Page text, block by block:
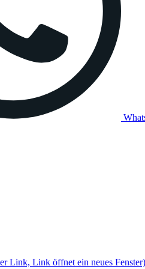
Link, Link öffnet ein neues Fenster)